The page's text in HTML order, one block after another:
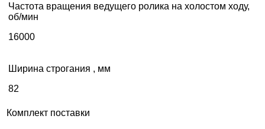
Частота вращения ведущего ролика на холостом ходу,
об/мин
16000
Ширина строгания , мм
82
Комплект поставки